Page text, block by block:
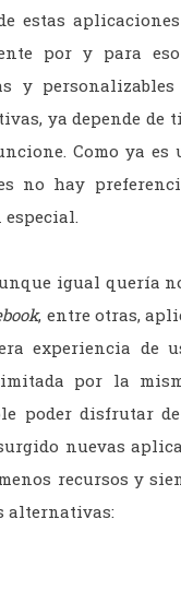
estas
por y para
y
ya depende de
Como ya es
no hay
igual quería
, entre otras,
experiencia de
por la
poder disfrutar
nuevas
recursos y
alternativas: